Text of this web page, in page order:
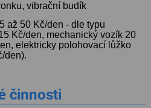
vibrační budík
až 50 Kč/den - dle typu
Kč/den, mechanický vozík 20
elektricky polohovací lůžko
den).
činnosti